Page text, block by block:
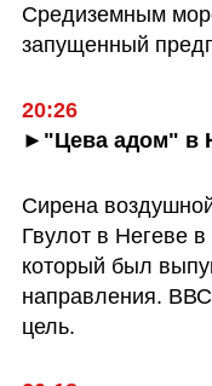
Средиземным
запущенный
20:26
►"Цева адом" в
Сирена
Гвулот в Негеве
который был
направления.
цель.